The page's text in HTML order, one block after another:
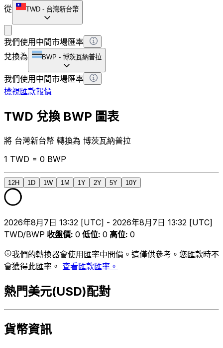
從
TWD - 台灣新台幣
我們使用中間市場匯率
兌換為
BWP - 博茨瓦納普拉
我們使用中間市場匯率
檢視匯款報價
TWD 兌換 BWP 圖表
將 台灣新台幣 轉換為 博茨瓦納普拉
1 TWD = 0 BWP
12H 1D 1W 1M 1Y 2Y 5Y 10Y
2026年8月7日 13:32 [UTC] - 2026年8月7日 13:32 [UTC]
TWD/BWP 收盤價: 0 低位: 0 高位: 0
我們的轉換器會使用匯率中間價。這僅供參考。您匯款時不
會獲得此匯率。 查看匯款匯率。
熱門美元(USD)配對
貨幣資訊